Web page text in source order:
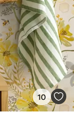
10